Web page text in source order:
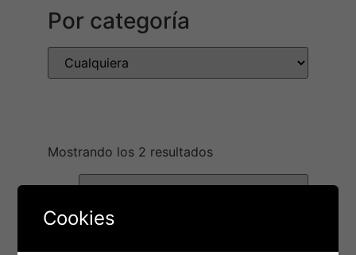
Por categoría
Mostrando los 2 resultados
Cookies